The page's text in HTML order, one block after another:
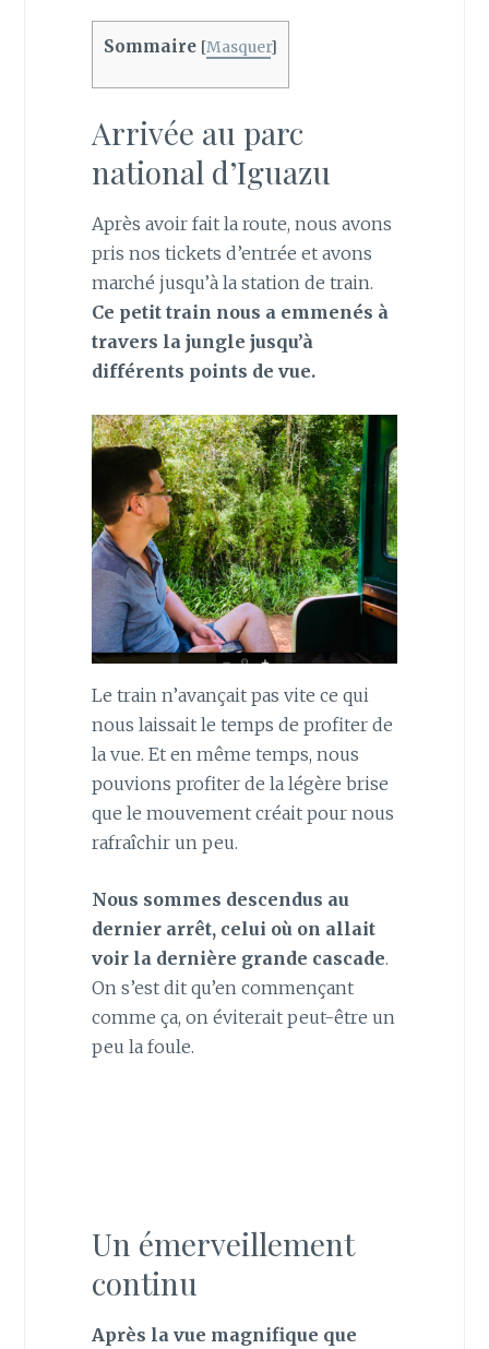
Sommaire [Masquer]
Arrivée au parc
national d’Iguazu
Après avoir fait la route, nous avons
pris nos tickets d’entrée et avons
marché jusqu’à la station de train.
Ce petit train nous a emmenés à
travers la jungle jusqu’à
différents points de vue.
Le train n’avançait pas vite ce qui
nous laissait le temps de profiter de
la vue. Et en même temps, nous
pouvions profiter de la légère brise
que le mouvement créait pour nous
rafraîchir un peu.
Nous sommes descendus au
dernier arrêt, celui où on allait
voir la dernière grande cascade.
On s’est dit qu’en commençant
comme ça, on éviterait peut-être un
peu la foule.
Un émerveillement
continu
Après la vue magnifique que